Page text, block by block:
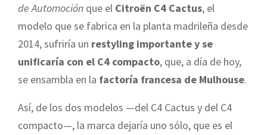
de Automoción que el Citroën C4 Cactus, el
modelo que se fabrica en la planta madrileña desde
2014, sufriría un restyling importante y se
unificaría con el C4 compacto, que, a día de hoy,
se ensambla en la factoría francesa de Mulhouse.
Así, de los dos modelos —del C4 Cactus y del C4
compacto—, la marca dejaría uno sólo, que es el